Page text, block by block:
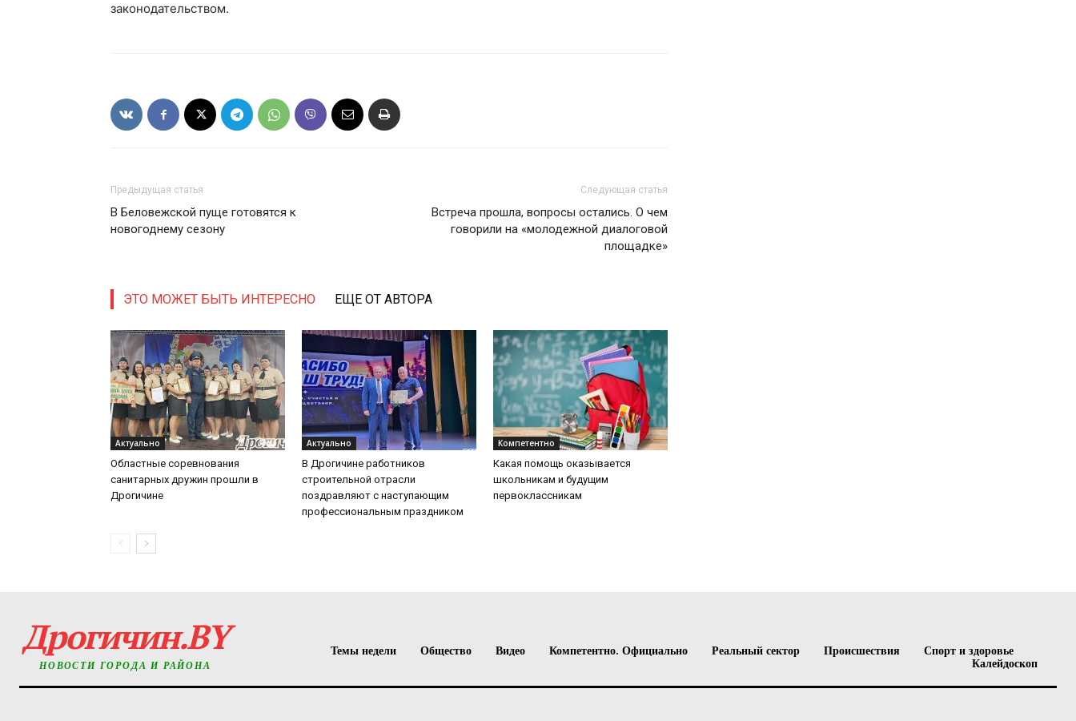
законодательством.
Предыдущая статья
В Беловежской пуще готовятся к
новогоднему сезону
Следующая статья
Встреча прошла, вопросы остались. О чем
говорили на «молодежной диалоговой
площадке»
ЭТО МОЖЕТ БЫТЬ ИНТЕРЕСНО ЕЩЕ ОТ АВТОРА
Актуально
Областные соревнования
санитарных дружин прошли в
Дрогичине
Актуально
В Дрогичине работников
строительной отрасли
поздравляют с наступающим
профессиональным праздником
Компетентно
Какая помощь оказывается
школьникам и будущим
первоклассникам
Дрогичин.BY
НОВОСТИ ГОРОДА И РАЙОНА
Темы недели Общество Видео Компетентно. Официально Реальный сектор Происшествия
Спорт и здоровье
Калейдоскоп